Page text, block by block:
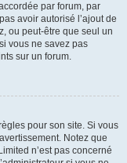
par forum, par
avoir autorisé l’ajout de
ou peut-être que seul un
vous ne savez pas
sur un forum.
pour son site. Si vous
Notez que
n’est pas concerné